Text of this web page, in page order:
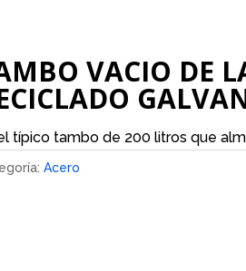
VACIO DE
típico tambo de 200 litros que
Acero